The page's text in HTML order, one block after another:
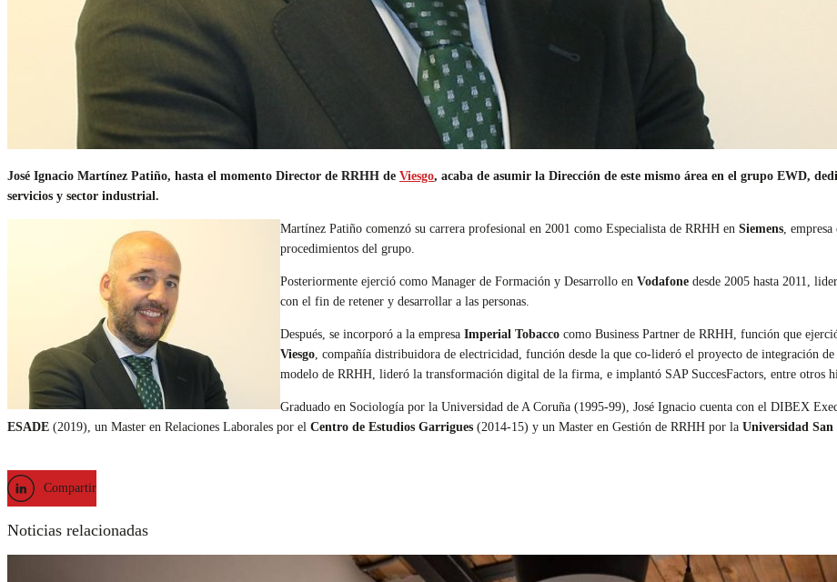
José Ignacio Martínez Patiño, hasta el momento Director de RRHH de Viesgo, acaba de asumir la Dirección de este mismo área en el grupo EWD,
servicios y sector industrial.
Martínez Patiño comenzó su carrera profesional en 2001 como Especialista de RRHH en Siemens ,
procedimientos del grupo.
Posteriormente ejerció como Manager de Formación y Desarrollo en Vodafone desde 2005 hasta 2011,
con el fin de retener y desarrollar a las personas.
Después, se incorporó a la empresa Imperial Tobacco como Business Partner de RRHH, función que
Viesgo , compañía distribuidora de electricidad, función desde la que co-lideró el proyecto de integración
modelo de RRHH, lideró la transformación digital de la firma, e implantó SAP SuccesFactors, entre otros
Graduado en Sociología por la Universidad de A Coruña (1995-99), José Ignacio cuenta con el DIBEX
ESADE (2019), un Master en Relaciones Laborales por el Centro de Estudios Garrigues (2014-15) y un Master en Gestión de RRHH por la Universidad
Compartir
Noticias relacionadas